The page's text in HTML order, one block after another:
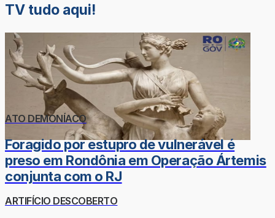
TV tudo aqui!
ATO DEMONÍACO
Foragido por estupro de vulnerável é
preso em Rondônia em Operação Ártemis
conjunta com o RJ
ARTIFÍCIO DESCOBERTO